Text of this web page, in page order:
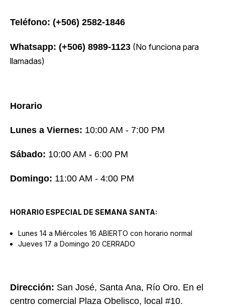
Teléfono: (+506) 2582-1846
Whatsapp: (+506) 8989-1123 (No funciona para
llamadas)
Horario
Lunes a Viernes: 10:00 AM - 7:00 PM
Sábado: 10:00 AM - 6:00 PM
Domingo: 11:00 AM - 4:00 PM
HORARIO ESPECIAL DE SEMANA SANTA:
Lunes 14 a Miércoles 16 ABIERTO con horario normal
Jueves 17 a Domingo 20 CERRADO
Dirección: San José, Santa Ana, Río Oro. En el
centro comercial Plaza Obelisco, local #10.